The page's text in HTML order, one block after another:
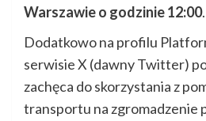
Warszawie o godzinie 12:00.
Dodatkowo na profilu
serwisie X (dawny Twitter)
zachęca do skorzystania z
transportu na zgromadzenie